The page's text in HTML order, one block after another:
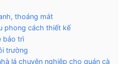
thoáng mát
phong cách thiết kế
bảo trì
trường
lá chuyên nghiệp cho quán cà